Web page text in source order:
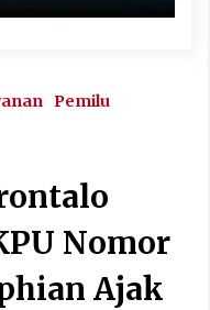
Pemilu
Nomor
Ajak